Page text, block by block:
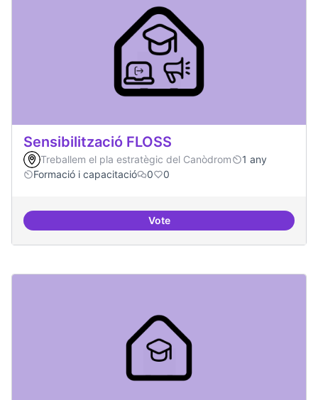
Sensibilització FLOSS
Treballem el pla estratègic del Canòdrom
1 any
Formació i capacitació
0 0
VoteSensibilització FLOSS